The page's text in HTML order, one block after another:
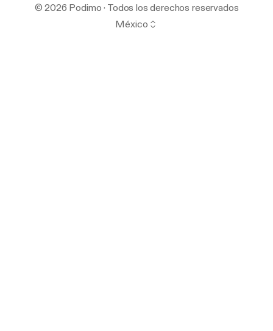
© 2026 Podimo · Todos los derechos reservados
México